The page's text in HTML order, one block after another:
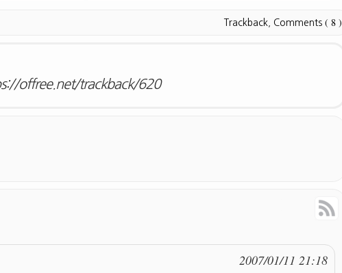
Trackback Comments ( 8 )
offree.net/trackback/620
2007/01/11 21:18